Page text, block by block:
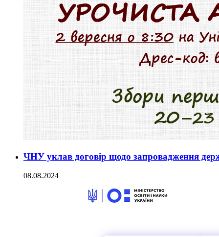
ЧНУ уклав договір щодо запровадження
08.08.2024